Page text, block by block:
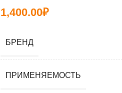
1,400.00₽
БРЕНД
ПРИМЕНЯЕМОСТЬ